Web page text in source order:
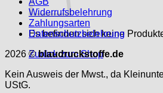
Es befinden sich keine
Zurück zum Shop
Widerrufsbelehrung
Zahlungsarten
Datenschutzbelehrung
2026 ©blaudruckstoffe.de
Kein Ausweis der Mwst., da
UStG.